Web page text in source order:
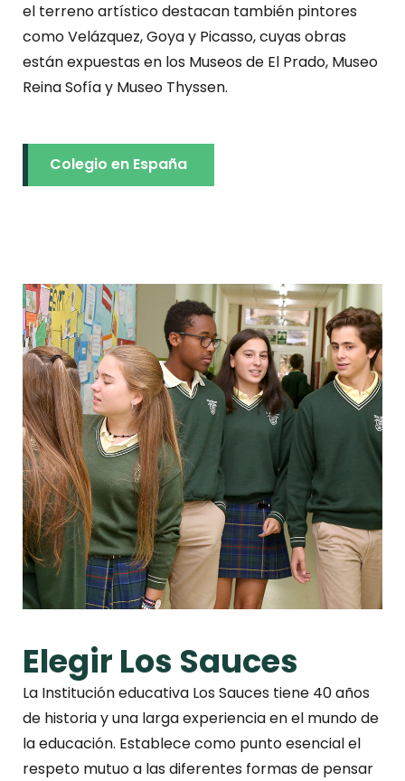
el terreno artístico destacan también pintores
como Velázquez, Goya y Picasso, cuyas obras
están expuestas en los Museos de El Prado, Museo
Reina Sofía y Museo Thyssen.
Colegio en España
Elegir Los Sauces
La Institución educativa Los Sauces tiene 40 años
de historia y una larga experiencia en el mundo de
la educación. Establece como punto esencial el
respeto mutuo a las diferentes formas de pensar